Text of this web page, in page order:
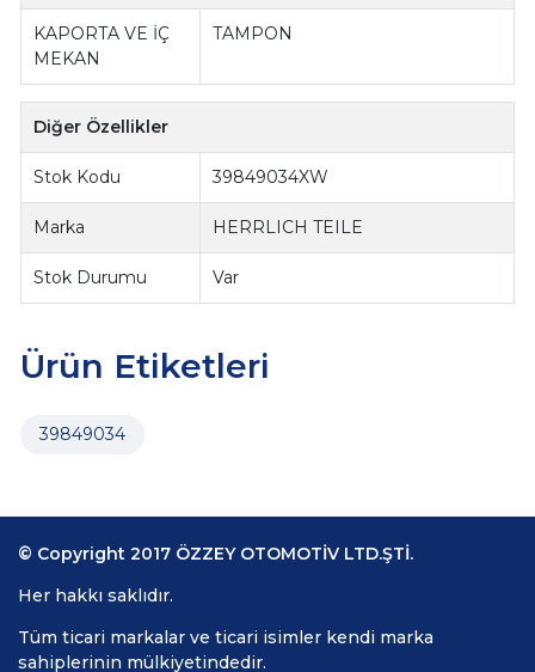
KAPORTA VE İÇ
MEKAN
TAMPON
Diğer Özellikler
Stok Kodu 39849034XW
Marka HERRLICH TEILE
Stok Durumu Var
Ürün Etiketleri
39849034
© Copyright 2017 ÖZZEY OTOMOTİV LTD.ŞTİ.
Her hakkı saklıdır.
Tüm ticari markalar ve ticari isimler kendi marka
sahiplerinin mülkiyetindedir.